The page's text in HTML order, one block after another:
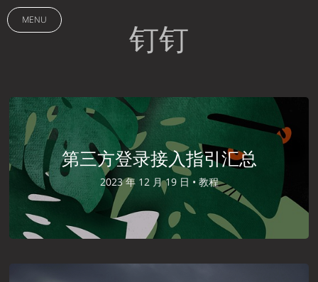
MENU 钉钉
第三方登录接入指引汇总
2023 年 12 月 19 日 • 教程